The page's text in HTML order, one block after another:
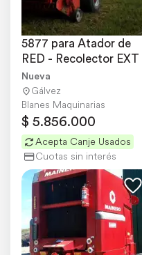
5877 para Atador de
RED - Recolector EXT
1,80 Mts
Nueva
Gálvez
Blanes Maquinarias
$ 5.856.000
Acepta Canje Usados
Cuotas sin interés